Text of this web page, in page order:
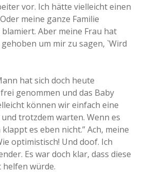
vor. Ich hätte vielleicht einen
meine ganze Familie
Aber meine Frau hat
um mir zu sagen, `Wird
hat sich doch heute
genommen und das Baby
können wir einfach eine
trotzdem warten. Wenn es
es eben nicht.” Ach, meine
optimistisch! Und doof. Ich
Es war doch klar, dass diese
würde.